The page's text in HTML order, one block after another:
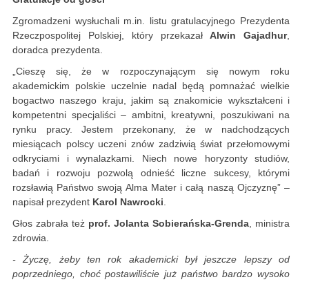
Zgromadzeni wysłuchali m.in. listu gratulacyjnego Prezydenta
Rzeczpospolitej Polskiej, który przekazał Alwin Gajadhur,
doradca prezydenta.
„Cieszę się, że w rozpoczynającym się nowym roku
akademickim polskie uczelnie nadal będą pomnażać wielkie
bogactwo naszego kraju, jakim są znakomicie wykształceni i
kompetentni specjaliści – ambitni, kreatywni, poszukiwani na
rynku pracy. Jestem przekonany, że w nadchodzących
miesiącach polscy uczeni znów zadziwią świat przełomowymi
odkryciami i wynalazkami. Niech nowe horyzonty studiów,
badań i rozwoju pozwolą odnieść liczne sukcesy, którymi
rozsławią Państwo swoją Alma Mater i całą naszą Ojczyznę” –
napisał prezydent Karol Nawrocki
Głos zabrała też prof. Jolanta Sobierańska-Grenda , ministra
zdrowia.
- Życzę, żeby ten rok akademicki był jeszcze lepszy od
poprzedniego, choć postawiliście już państwo bardzo wysoko